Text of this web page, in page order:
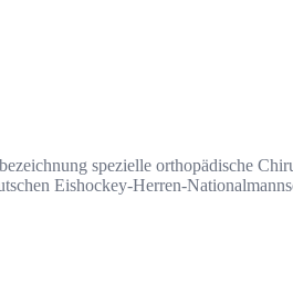
spezielle orthopädische
Eishockey-Herren-